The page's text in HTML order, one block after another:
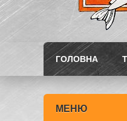
ГОЛОВНА